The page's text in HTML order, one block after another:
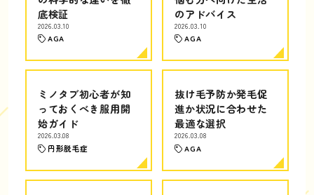
底検証
2026.03.10
AGA
のアドバイス
2026.03.10
AGA
ミノタブ初心者が知
っておくべき服用開
始ガイド
2026.03.08
円形脱毛症
抜け毛予防か発毛促
進か状況に合わせた
最適な選択
2026.03.08
AGA